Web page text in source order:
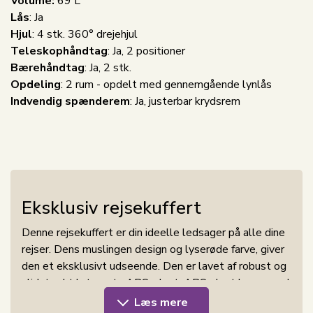
Lås: Ja
Hjul: 4 stk. 360° drejehjul
Teleskophåndtag: Ja, 2 positioner
Bærehåndtag: Ja, 2 stk.
Opdeling: 2 rum - opdelt med gennemgående lynlås
Indvendig spænderem: Ja, justerbar krydsrem
Eksklusiv rejsekuffert
Denne rejsekuffert er din ideelle ledsager på alle dine
rejser. Dens muslingen design og lyserøde farve, giver
den et eksklusivt udseende. Den er lavet af robust og
slidstærkt letvægts ABS-plast. ABS plast har en god
styrke, stivhed og modstand mod ridser. Dette
Læs mere